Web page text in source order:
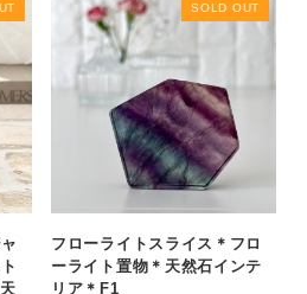
SOLD OUT
フローライトスライス＊フロ
ーライト置物＊天然石インテ
リア＊F1